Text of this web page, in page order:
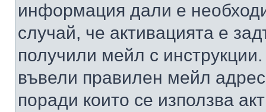
информация дали е
случай, че активацията е
получили мейл с
въвели правилен мейл
поради които се използва